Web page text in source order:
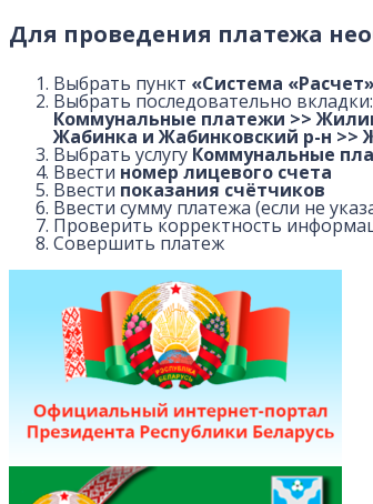
Для проведения платежа
Выбрать пункт «Система
Выбрать последовательно вкладки:
Коммунальные платежи >>
Жабинка и Жабинковский р-н >>
Выбрать услугу Коммунальные
Ввести номер лицевого счета
Ввести показания счётчиков
Ввести сумму платежа (если не
Проверить корректность
Совершить платеж